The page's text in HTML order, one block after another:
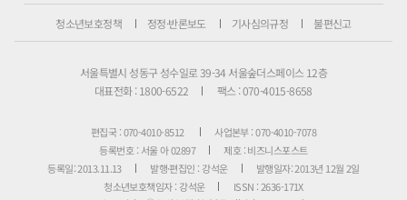
청소년보호정책 정정·반론보도 기사심의규정 불편신고
서울특별시 성동구 성수일로 39-34 서울숲더스페이스 12층
대표전화 : 1800-6522
팩스 : 070-4015-8658
편집국 : 070-4010-8512
사업본부 : 070-4010-7078
등록번호 : 서울 아 02897
제호 : 비즈니스포스트
등록일: 2013.11.13
발행·편집인 : 강석운
발행일자: 2013년 12월 2일
청소년보호책임자 : 강석운
ISSN : 2636-171X